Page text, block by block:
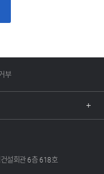
부
설회관 6층 618호